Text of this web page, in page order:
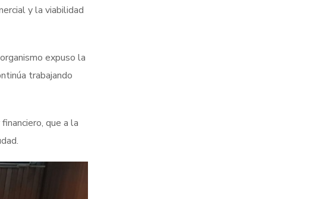
y la viabilidad
expuso la
trabajando
que a la